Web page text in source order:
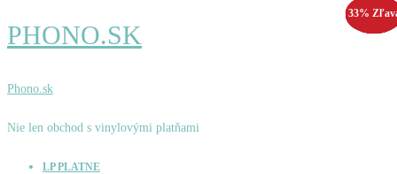
PHONO.SK
Phono.sk
Nie len obchod s vinylovými platňami
LP PLATNE
33%
55%
25%
33%